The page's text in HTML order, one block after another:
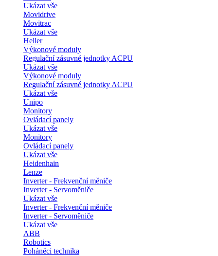
Ukázat vše
Movidrive
Movitrac
Ukázat vše
Heller
Výkonové moduly
Regulační zásuvné jednotky ACPU
Ukázat vše
Výkonové moduly
Regulační zásuvné jednotky ACPU
Ukázat vše
Unipo
Monitory
Ovládací panely
Ukázat vše
Monitory
Ovládací panely
Ukázat vše
Heidenhain
Lenze
Inverter - Frekvenční měniče
Inverter - Servoměniče
Ukázat vše
Inverter - Frekvenční měniče
Inverter - Servoměniče
Ukázat vše
ABB
Robotics
Poháněcí technika